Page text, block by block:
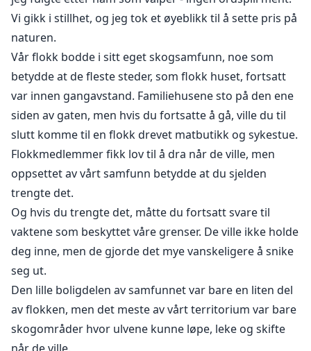
Vi gikk i stillhet, og jeg tok et øyeblikk til å sette pris på
naturen.
Vår flokk bodde i sitt eget skogsamfunn, noe som
betydde at de fleste steder, som flokk huset, fortsatt
var innen gangavstand. Familiehusene sto på den ene
siden av gaten, men hvis du fortsatte å gå, ville du til
slutt komme til en flokk drevet matbutikk og sykestue.
Flokkmedlemmer fikk lov til å dra når de ville, men
oppsettet av vårt samfunn betydde at du sjelden
trengte det.
Og hvis du trengte det, måtte du fortsatt svare til
vaktene som beskyttet våre grenser. De ville ikke holde
deg inne, men de gjorde det mye vanskeligere å snike
seg ut.
Den lille boligdelen av samfunnet var bare en liten del
av flokken, men det meste av vårt territorium var bare
skogområder hvor ulvene kunne løpe, leke og skifte